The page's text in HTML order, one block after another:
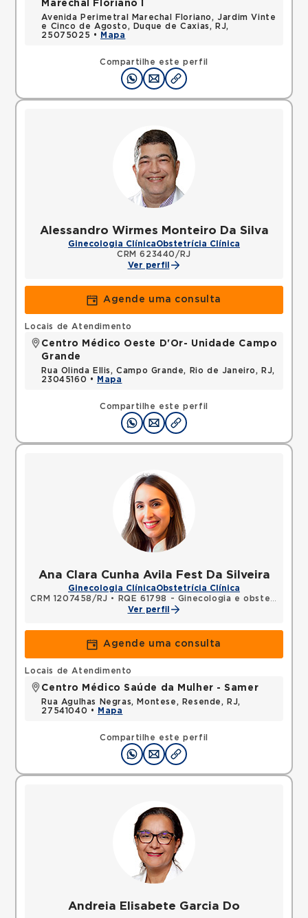
Compartilhe este perfil
Marechal Floriano I
Avenida Perimetral Marechal Floriano, Jardim Vinte
e Cinco de Agosto, Duque de Caxias, RJ,
25075025 •
Mapa
Alessandro Wirmes Monteiro Da Silva
Ginecologia ClínicaObstetrícia Clínica
CRM 623440/RJ
Ver perfil
Agende uma consulta
Compartilhe este perfil
Locais de Atendimento
Centro Médico Oeste D'Or- Unidade Campo
Grande
Rua Olinda Ellis, Campo Grande, Rio de Janeiro, RJ,
23045160 •
Mapa
Ana Clara Cunha Avila Fest Da Silveira
Ginecologia ClínicaObstetrícia Clínica
CRM 1207458/RJ •
RQE 61798 - Ginecologia e obstetrícia
Ver perfil
Agende uma consulta
Compartilhe este perfil
Locais de Atendimento
Centro Médico Saúde da Mulher - Samer
Rua Agulhas Negras, Montese, Resende, RJ,
27541040 •
Mapa
Andreia Elisabete Garcia Do